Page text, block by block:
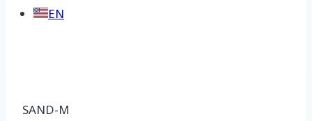
EN
SAND-M